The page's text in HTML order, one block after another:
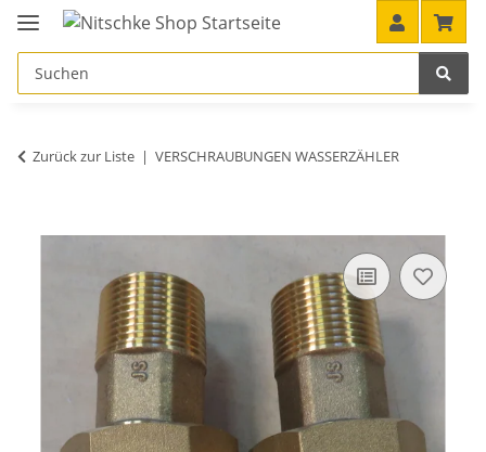
Zurück zur Liste VERSCHRAUBUNGEN WASSERZÄHLER